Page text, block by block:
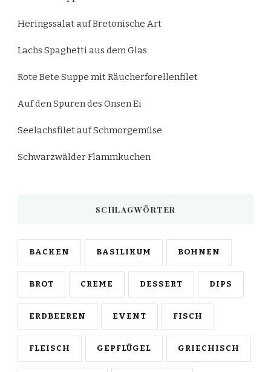
Heringssalat auf Bretonische Art
Lachs Spaghetti aus dem Glas
Rote Bete Suppe mit Räucherforellenfilet
Auf den Spuren des Onsen Ei
Seelachsfilet auf Schmorgemüse
Schwarzwälder Flammkuchen
SCHLAGWÖRTER
BACKEN BASILIKUM BOHNEN
BROT CREME DESSERT DIPS
ERDBEEREN EVENT FISCH
FLEISCH GEPFLÜGEL GRIECHISCH